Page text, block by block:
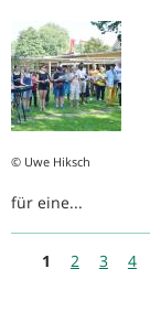
© Uwe Hiksch
für eine...
Seiten
1 2 3 4